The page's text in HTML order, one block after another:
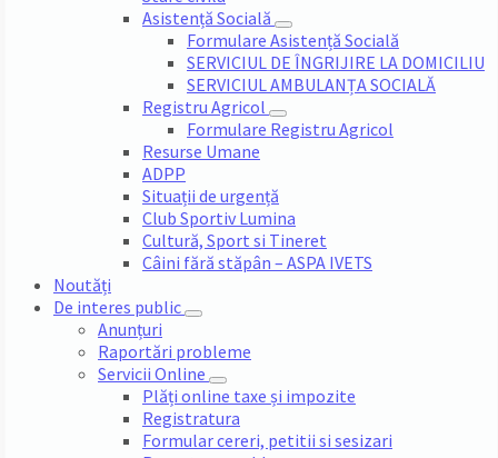
Asistență Socială
Formulare Asistență Socială
SERVICIUL DE ÎNGRIJIRE LA DOMICILIU
SERVICIUL AMBULANȚA SOCIALĂ
Registru Agricol
Formulare Registru Agricol
Resurse Umane
ADPP
Situații de urgență
Club Sportiv Lumina
Cultură, Sport si Tineret
Câini fără stăpân – ASPA IVETS
Noutăți
De interes public
Anunțuri
Raportări probleme
Servicii Online
Plăți online taxe și impozite
Registratura
Formular cereri, petitii si sesizari